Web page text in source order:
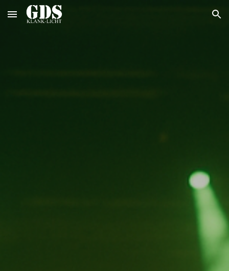
Skip to main content Skip to navigation